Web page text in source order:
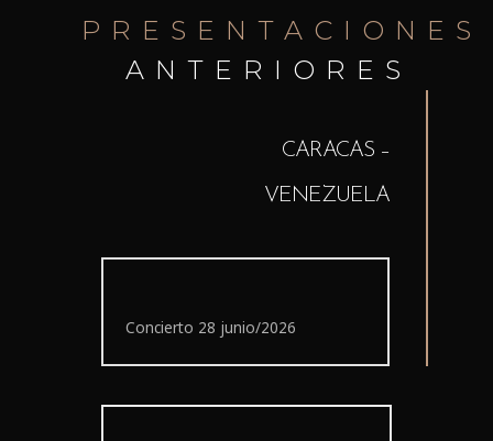
PRESENTACIONES
ANTERIORES
CARACAS –
VENEZUELA
Concierto 28 junio/2026